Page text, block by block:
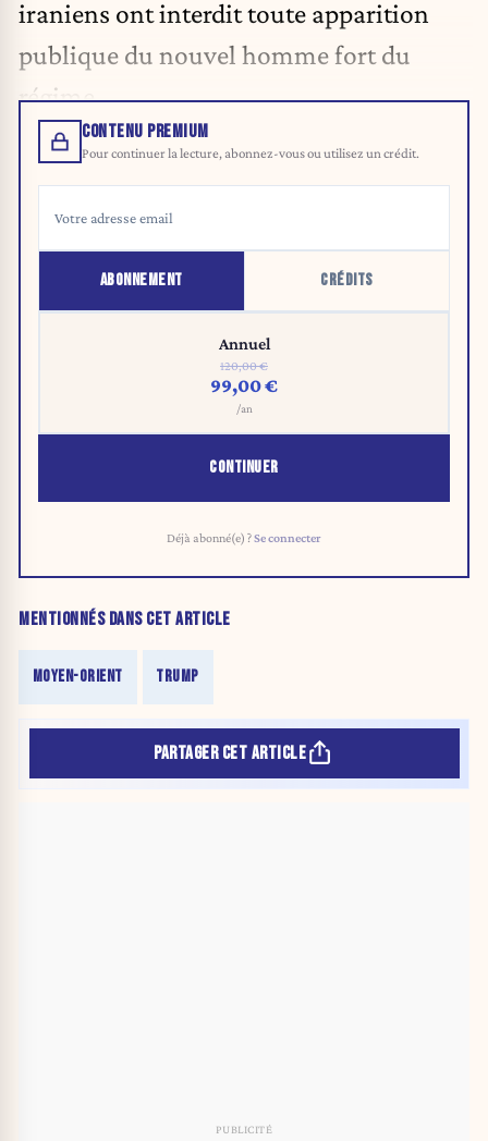
iraniens ont interdit toute apparition
publique du nouvel homme fort du
régime.
CONTENU PREMIUM
Pour continuer la lecture, abonnez-vous ou utilisez un crédit.
ABONNEMENT CRÉDITS
Annuel
120,00 €
99,00 €
/an
CONTINUER
Déjà abonné(e) ?Se connecter
MENTIONNÉS DANS CET ARTICLE
MOYEN-ORIENT TRUMP
PARTAGER CET ARTICLE